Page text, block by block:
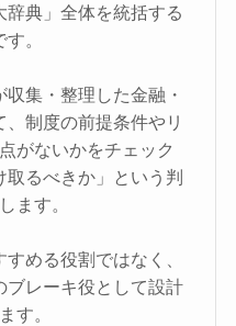
典」全体を統括する
。
集・整理した金融・
制度の前提条件やリ
がないかをチェック
取るべきか」という判
ます。
める役割ではなく、
ブレーキ役として設計
す。